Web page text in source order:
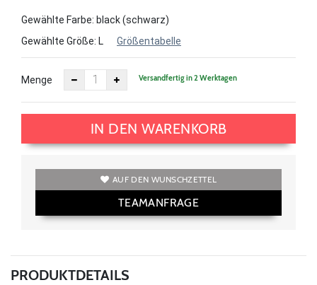
Gewählte Farbe: black (schwarz)
Gewählte Größe: L Größentabelle
Menge Versandfertig in 2 Werktagen
IN DEN WARENKORB
AUF DEN WUNSCHZETTEL
TEAMANFRAGE
PRODUKTDETAILS